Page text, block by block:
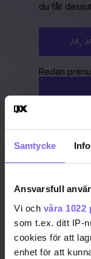
Samtycke
Ansvarsfull
Vi och våra 1022
som t.ex. ditt IP-
cookies för att
enhet för att
du får
JA,
Redan
Publicerad 2012-
Uppdaterad
DELA DEN HÄR